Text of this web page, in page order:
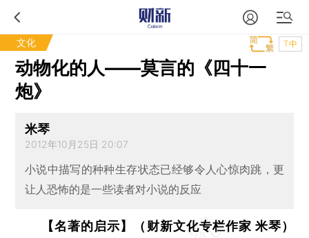
文化 T中
动物化的人——莫言的《四十一
炮》
米琴
2012年10月25日 20:07
小说中描写的种种生存状态已经够令人心惊肉跳，更
让人恐怖的是一些读者对小说的反应
【名著的启示】（财新文化专栏作家 米琴）